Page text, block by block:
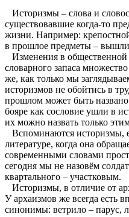
Историзмы – слова и
существовавшие когда-то
жизни. Например:
в прошлое предметы – вышли
Изменения в
словарного запаса
же, как только мы
историзмов не обойтись в
прошлом может быть
бояре как сословие ушли в
их можно назвать только
Вспоминаются историзмы,
литературе, когда она
современными словами
сегодня мы не назовём
квартального – участковым.
Историзмы, в отличие от
У архаизмов же всегда есть
синонимы: ветрило – парус,